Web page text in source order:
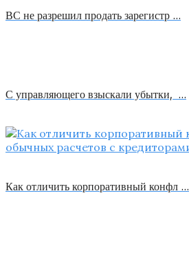
ВС не разрешил продать зарегистр …
С управляющего взыскали убытки, …
Как отличить корпоративный конфл …